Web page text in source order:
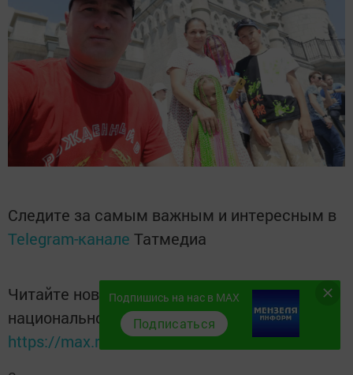
Следите за самым важным и интересным в
Telegram-канале Татмедиа
Читайте новости Татарстана в
национальном мессенджере MАХ:
https://max.ru/tatmedia
Подпишись на нас в MAX
Подписаться